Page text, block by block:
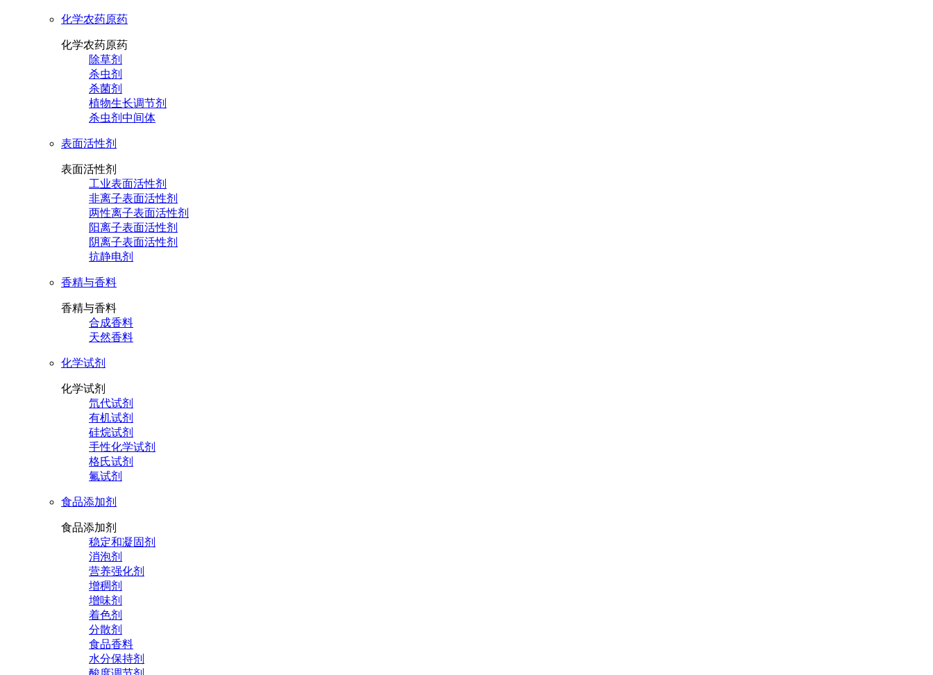
化学农药原药
化学农药原药
除草剂
杀虫剂
杀菌剂
植物生长调节剂
杀虫剂中间体
表面活性剂
表面活性剂
工业表面活性剂
非离子表面活性剂
两性离子表面活性剂
阳离子表面活性剂
阴离子表面活性剂
抗静电剂
香精与香料
香精与香料
合成香料
天然香料
化学试剂
化学试剂
氘代试剂
有机试剂
硅烷试剂
手性化学试剂
格氏试剂
氟试剂
食品添加剂
食品添加剂
稳定和凝固剂
消泡剂
营养强化剂
增稠剂
增味剂
着色剂
分散剂
食品香料
水分保持剂